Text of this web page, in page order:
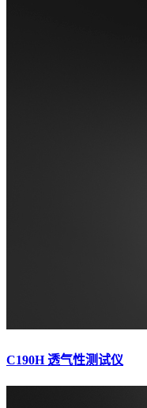
C190H 透气性测试仪